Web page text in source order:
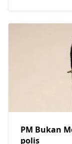
PM Bukan
polis